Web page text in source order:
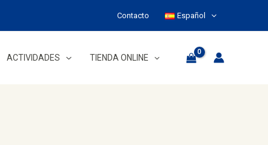
Contacto Español
ACTIVIDADES TIENDA ONLINE